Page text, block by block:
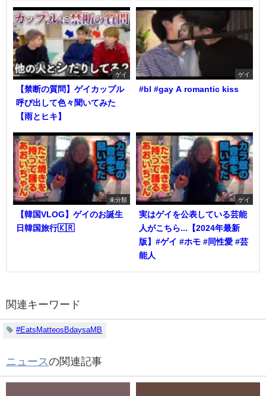
ゲイ
【禁断の質問】ゲイカップル
呼び出して色々聞いてみた
【雨とヒキ】
ゲイ
#bl #gay A romantic kiss
未分類
【韓国VLOG】ゲイのお誕生
日韓国旅行🇰🇷
ゲイ
実はゲイを公表している芸能
人がこちら...【2024年最新
版】#ゲイ #ホモ #同性愛 #芸
能人
関連キーワード
#EatsMatteosBdaysaMB
ニュースの関連記事